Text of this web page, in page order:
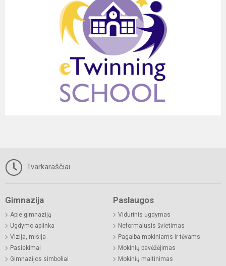
Tvarkaraščiai
Gimnazija
Apie gimnaziją
Ugdymo aplinka
Vizija, misija
Pasiekimai
Gimnazijos simboliai
Paslaugos
Vidurinis ugdymas
Neformalusis švietimas
Pagalba mokiniams ir tėvams
Mokinių pavėžėjimas
Mokinių maitinimas